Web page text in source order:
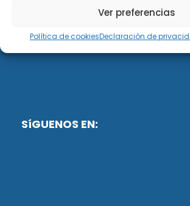
Ver preferencias
Política de cookiesDeclaración de
SíGUENOS EN: